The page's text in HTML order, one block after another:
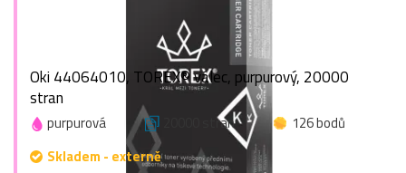
Oki 44064010, TOREX® válec, purpurový, 20000
stran
purpurová 20000 stran
126 bodů
Skladem - externě